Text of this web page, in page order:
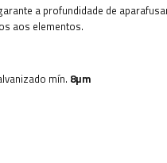
a profundidade de
aos elementos.
mín. 8µm